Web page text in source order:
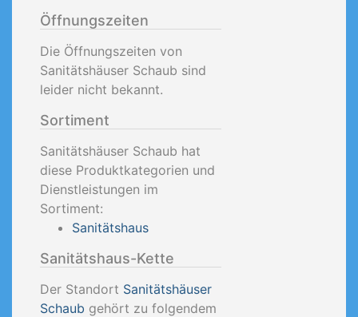
Öffnungszeiten
Die Öffnungszeiten von
Sanitätshäuser Schaub sind
leider nicht bekannt.
Sortiment
Sanitätshäuser Schaub hat
diese Produktkategorien und
Dienstleistungen im
Sortiment:
Sanitätshaus
Sanitätshaus-Kette
Der Standort Sanitätshäuser
Schaub gehört zu folgendem